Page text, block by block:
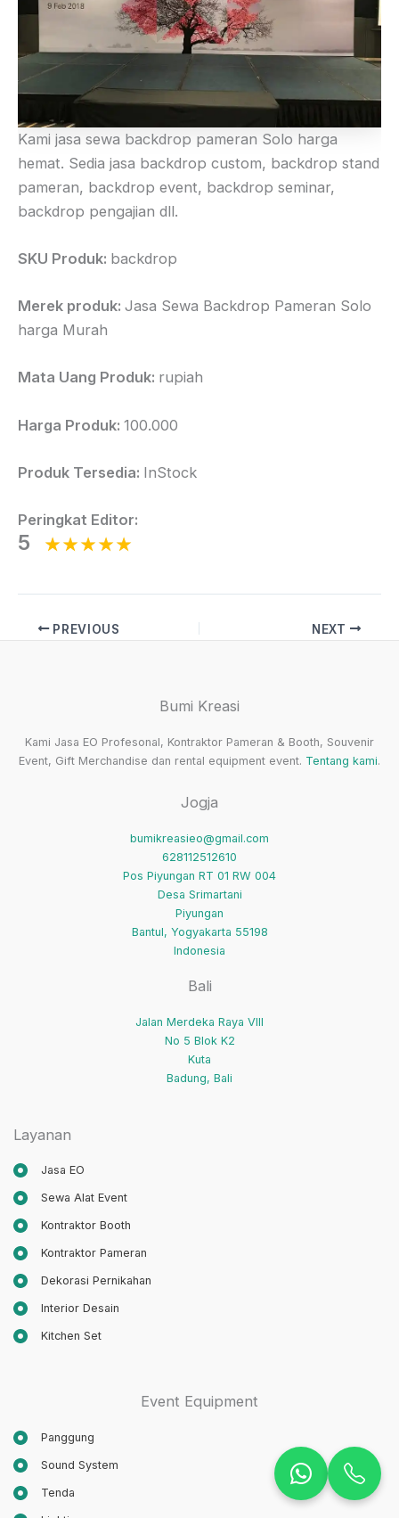
Kami jasa sewa backdrop pameran Solo harga
hemat. Sedia jasa backdrop custom, backdrop stand
pameran, backdrop event, backdrop seminar,
backdrop pengajian dll.
SKU Produk: backdrop
Merek produk: Jasa Sewa Backdrop Pameran Solo
harga Murah
Mata Uang Produk: rupiah
Harga Produk: 100.000
Produk Tersedia: InStock
Peringkat Editor:
5
PREVIOUS NEXT
Bumi Kreasi
Kami Jasa EO Profesonal, Kontraktor Pameran & Booth, Souvenir
Event, Gift Merchandise dan rental equipment event. Tentang kami.
Jogja
bumikreasieo@gmail.com
628112512610
Pos Piyungan RT 01 RW 004
Desa Srimartani
Piyungan
Bantul, Yogyakarta 55198
Indonesia
Bali
Jalan Merdeka Raya VIII
No 5 Blok K2
Kuta
Badung, Bali
Layanan
Jasa EO
Sewa Alat Event
Kontraktor Booth
Kontraktor Pameran
Dekorasi Pernikahan
Interior Desain
Kitchen Set
Event Equipment
Panggung
Sound System
Tenda